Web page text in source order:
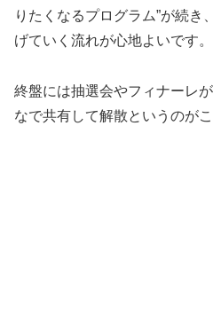
りたくなるプログラム”が続き
げていく流れが心地よいです。
終盤には抽選会やフィナーレ
なで共有して解散というのが